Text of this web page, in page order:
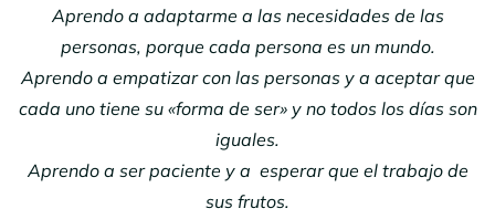
Aprendo a adaptarme a las necesidades de las
personas, porque cada persona es un mundo.
Aprendo a empatizar con las personas y a aceptar que
cada uno tiene su «forma de ser» y no todos los días son
iguales.
Aprendo a ser paciente y a esperar que el trabajo de
sus frutos.